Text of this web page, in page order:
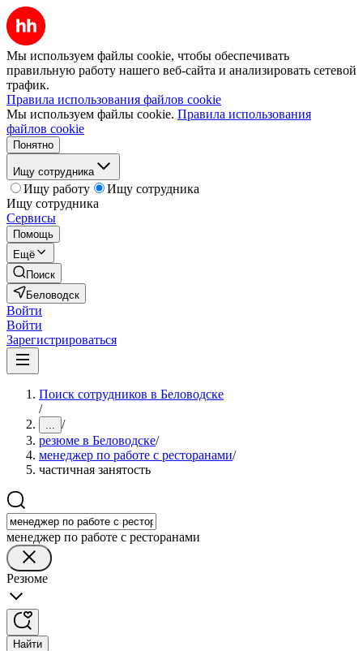
Мы используем файлы cookie, чтобы обеспечивать
правильную работу нашего веб-сайта и анализировать сетевой
трафик.
Правила использования файлов cookie
Мы используем файлы cookie. Правила использования
файлов cookie
Понятно
Ищу сотрудника
Ищу работу
Ищу сотрудника
Ищу сотрудника
Сервисы
Помощь
Ещё
Поиск
Беловодск
Войти
Войти
Зарегистрироваться
Поиск сотрудников в Беловодске
/
... /
резюме в Беловодске/
менеджер по работе с ресторанами/
частичная занятость
менеджер по работе с ресторанами
Резюме
Найти